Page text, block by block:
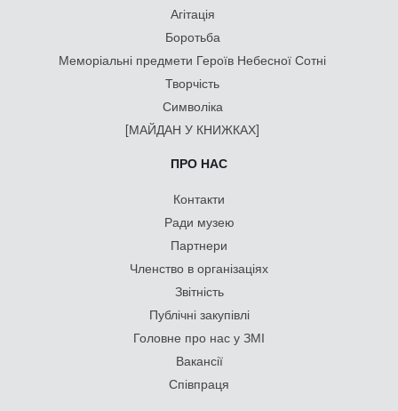
Агітація
Боротьба
Меморіальні предмети Героїв Небесної Сотні
Творчість
Символіка
[МАЙДАН У КНИЖКАХ]
ПРО НАС
Контакти
Ради музею
Партнери
Членство в організаціях
Звітність
Публічні закупівлі
Головне про нас у ЗМІ
Вакансії
Співпраця